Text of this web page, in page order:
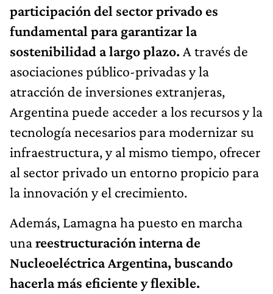
participación del sector privado es
fundamental para garantizar la
sostenibilidad a largo plazo. A través de
asociaciones público-privadas y la
atracción de inversiones extranjeras,
Argentina puede acceder a los recursos y la
tecnología necesarios para modernizar su
infraestructura, y al mismo tiempo, ofrecer
al sector privado un entorno propicio para
la innovación y el crecimiento.
Además, Lamagna ha puesto en marcha
unareestructuración interna de
Nucleoeléctrica Argentina, buscando
hacerla más eficiente y flexible.